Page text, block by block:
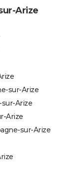
Arize
sur-Arize
Arize
Arize
sur-Arize